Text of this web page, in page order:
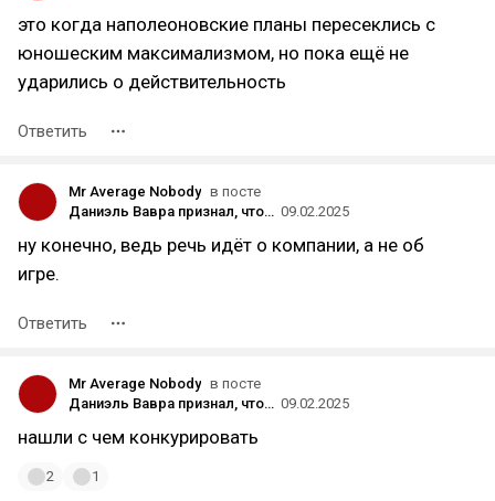
это когда наполеоновские планы пересеклись с
юношеским максимализмом, но пока ещё не
ударились о действительность
Ответить
Mr Average Nobody в посте
Даниэль Вавра признал, что Kingdom Come: Deliverance II переносили из-за Assassin's Creed Shadows 09.02.2025
ну конечно, ведь речь идёт о компании, а не об
игре.
Ответить
Mr Average Nobody в посте
Даниэль Вавра признал, что Kingdom Come: Deliverance II переносили из-за Assassin's Creed Shadows 09.02.2025
нашли с чем конкурировать
2 1